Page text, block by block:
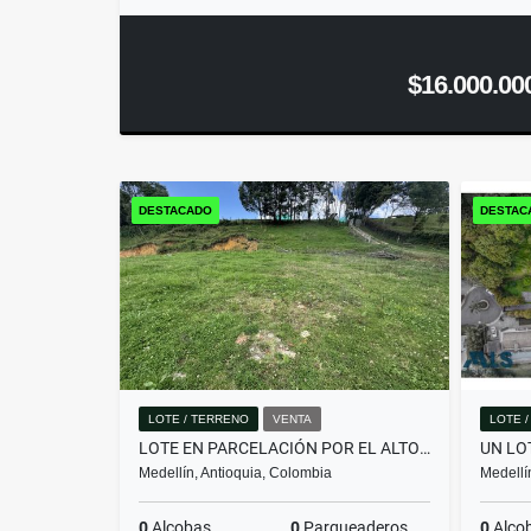
DESTACADO
LOTE / TERRENO VENTA
LOTE EN PARCELACIÓN POR EL ALTO DE PALMAS CON LICENCIA
Medellín, Antioquia, Colombia
LOTE /